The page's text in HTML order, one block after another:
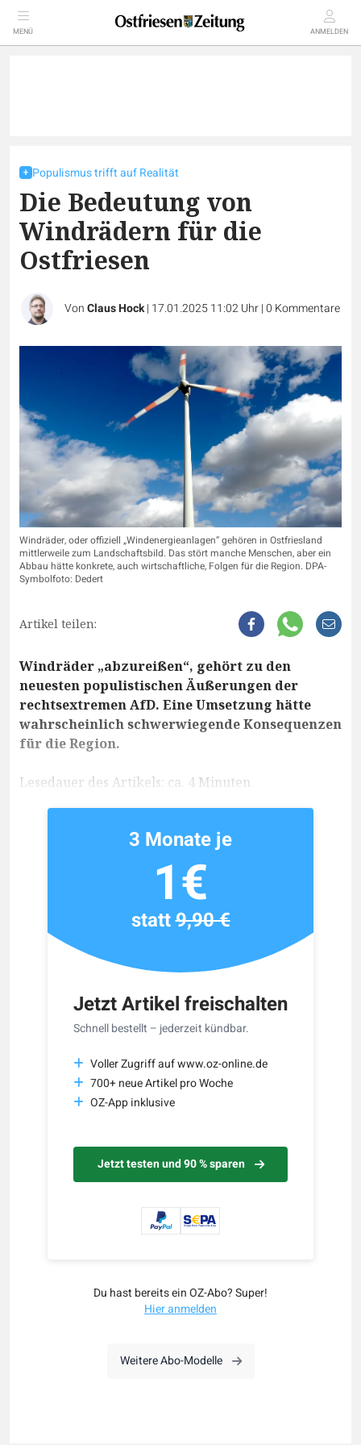
MENÜ ANMELDEN
Populismus trifft auf Realität
Die Bedeutung von
Windrädern für die
Ostfriesen
VonClaus Hock| 17.01.2025 11:02 Uhr|0 Kommentare
Windräder, oder offiziell „Windenergieanlagen“ gehören in Ostfriesland
mittlerweile zum Landschaftsbild. Das stört manche Menschen, aber ein
Abbau hätte konkrete, auch wirtschaftliche, Folgen für die Region. DPA-
Symbolfoto: Dedert
Artikel teilen:
Windräder „abzureißen“, gehört zu den
neuesten populistischen Äußerungen der
rechtsextremen AfD. Eine Umsetzung hätte
wahrscheinlich schwerwiegende Konsequenzen
für die Region.
Lesedauer des Artikels: ca. 4 Minuten
Jetzt Artikel freischalten
Schnell bestellt – jederzeit kündbar.
Voller Zugriff auf www.oz-online.de
700+ neue Artikel pro Woche
OZ-App inklusive
Jetzt testen und 90 % sparen
3 Monate je
1€
statt9,90 €
Du hast bereits ein OZ-Abo? Super!
Hier anmelden
Weitere Abo-Modelle